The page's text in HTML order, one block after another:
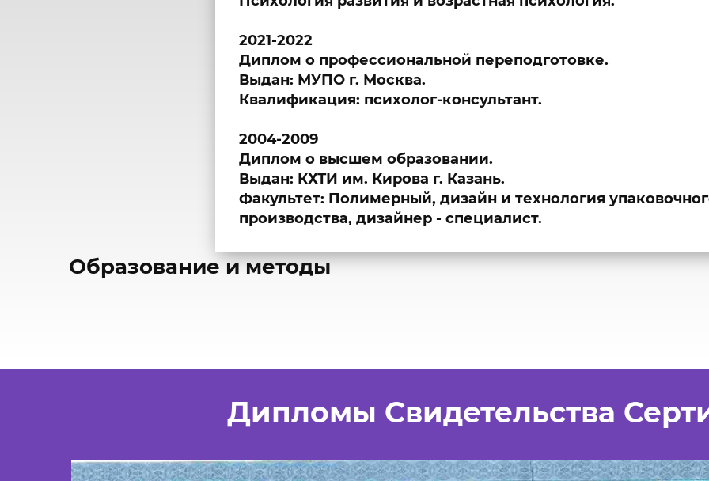
2021-2022
Диплом о профессиональной переподготовке.
Выдан: МУПО г. Москва.
Квалификация: психолог-консультант.
2004-2009
Диплом о высшем образовании.
Выдан: КХТИ им. Кирова г. Казань.
Факультет: Полимерный, дизайн и технология
производства, дизайнер - специалист.
​Образование и методы
Дипломы Свидетельства